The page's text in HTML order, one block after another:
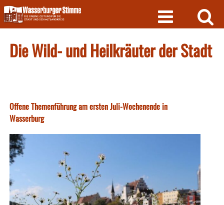
Skip
to
content
Die Wild- und Heilkräuter der Stadt
Offene Themenführung am ersten Juli-Wochenende in
Wasserburg